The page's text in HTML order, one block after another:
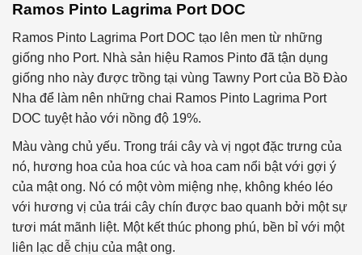
Ramos Pinto Lagrima Port DOC
Ramos Pinto Lagrima Port DOC tạo lên men từ những
giống nho Port. Nhà sản hiệu Ramos Pinto đã tận dụng
giống nho này được trồng tại vùng Tawny Port của Bồ Đào
Nha để làm nên những chai Ramos Pinto Lagrima Port
DOC tuyệt hảo với nồng độ 19%.
Màu vàng chủ yếu. Trong trái cây và vị ngọt đặc trưng của
nó, hương hoa của hoa cúc và hoa cam nổi bật với gợi ý
của mật ong. Nó có một vòm miệng nhẹ, không khéo léo
với hương vị của trái cây chín được bao quanh bởi một sự
tươi mát mãnh liệt. Một kết thúc phong phú, bền bỉ với một
liên lạc dễ chịu của mật ong.